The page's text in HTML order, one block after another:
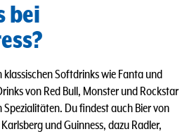
bei
Softdrinks wie Fanta und
von Red Bull, Monster und Rockstar
Du findest auch Bier von
und Guinness, dazu Radler,